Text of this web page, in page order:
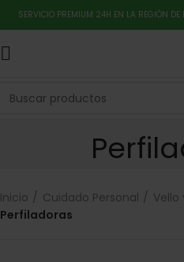
SERVICIO PREMIUM 24H EN LA REGIÓN DE
Inicio Cuidado Personal Vello
Perfiladoras